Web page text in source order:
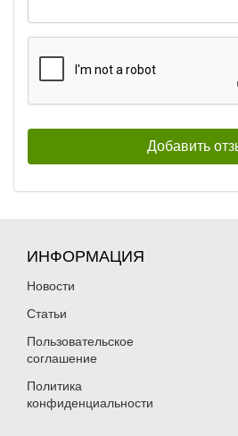
ИНФОРМАЦИЯ
Новости
Статьи
Пользовательское
соглашение
Политика
конфиденциальности